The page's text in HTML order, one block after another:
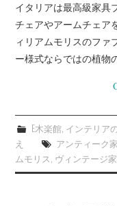
イタリアは最高級家具
チェアやアームチェア
ィリアムモリスのファ
ー様式ならではの植
E木楽館, インテリア
え
アンティーク
ムモリス, ヴィンテージ